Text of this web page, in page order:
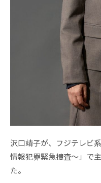
沢口靖子が、フジテレビ
情報犯罪緊急捜査～」で
た。